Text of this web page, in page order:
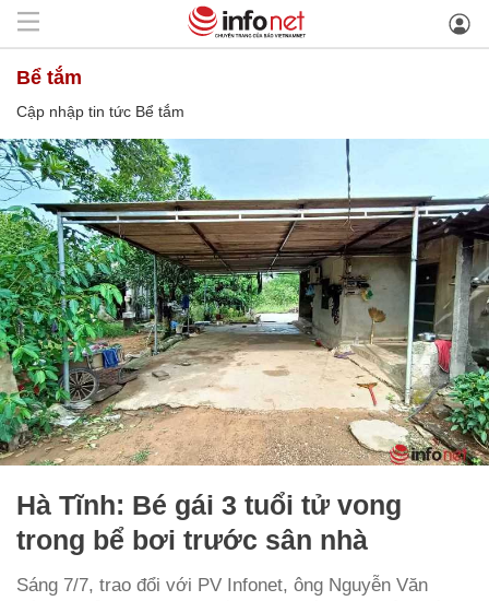
Bể tắm
Cập nhập tin tức Bể tắm
Hà Tĩnh: Bé gái 3 tuổi tử vong
trong bể bơi trước sân nhà
Sáng 7/7, trao đổi với PV Infonet, ông Nguyễn Văn